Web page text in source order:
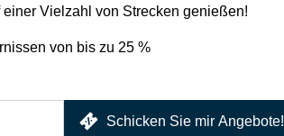
Vielzahl von Strecken genießen!
von bis zu 25 %
Schicken Sie mir Angebote!